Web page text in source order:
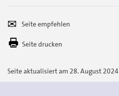
empfehlen
Per
E-
versenden
Seite drucken
Seite aktualisiert am 28. August 2024